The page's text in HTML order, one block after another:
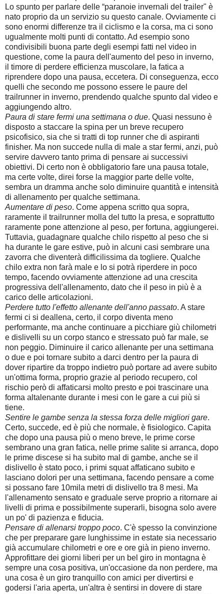
Lo spunto per parlare delle “paranoie invernali del trailer" è
nato proprio da un servizio su questo canale. Ovviamente ci
sono enormi differenze tra il ciclismo e la corsa, ma ci sono
ugualmente molti punti di contatto. Ad esempio sono
condivisibili buona parte degli esempi fatti nel video in
questione, come la paura dell'aumento del peso in inverno,
il timore di perdere efficienza muscolare, la fatica a
riprendere dopo una pausa, eccetera. Di conseguenza, ecco
quelli che secondo me possono essere le paure del
trailrunner in inverno, prendendo qualche spunto dal video e
aggiungendo altro.
Paura di stare fermi una settimana o due. Quasi nessuno è
disposto a staccare la spina per un breve recupero
psicofisico, sia che si tratti di top runner che di aspiranti
finisher. Ma non succede nulla di male a star fermi, anzi, può
servire davvero tanto prima di pensare ai successivi
obiettivi. Di certo non è obbligatorio fare una pausa totale,
ma certe volte, direi forse la maggior parte delle volte,
sembra un dramma anche solo diminuire quantità e intensità
di allenamento per qualche settimana.
Aumentare di peso. Come appena scritto qua sopra,
raramente il trailrunner molla del tutto la presa, e soprattutto
raramente pone attenzione al peso, per fortuna, aggiungerei.
Tuttavia, guadagnare qualche chilo rispetto al peso che si
ha durante le gare estive, può in alcuni casi sembrare una
zavorra che diventerà difficilissima da togliere. Qualche
chilo extra non farà male e lo si potrà riperdere in poco
tempo, facendo ovviamente attenzione ad una crescita
progressiva dell'allenamento, dato che il peso in più è a
carico delle articolazioni.
Perdere tutto l'effetto allenante dell'anno passato. A stare
fermi ci si deallena, certo, il corpo diventa meno
performante, ma anche continuare a picchiare giù chilometri
e dislivelli su un corpo stanco e stressato può far male, se
non peggio. Diminuire il carico allenante per una settimana
o due e poi tornare subito a darci dentro per la paura di
dover ripartire da troppo indietro può portare ad avere subito
un'ottima forma, proprio grazie al periodo recupero, col
rischio però di affaticarsi molto presto e poi trascinare una
forma altalenante durante i mesi con le gare a cui più si
tiene.
Sentire le gambe senza la stessa forza delle migliori gare.
Certo, succede, ed è più che normale, è fisiologico. Capita
che dopo una pausa più o meno breve, le prime corse
sembrano una gran fatica, nelle prime salite si arranca, dopo
le prime discese si ha subito mal di gambe, anche se il
dislivello è stato poco, i primi squat affaticano subito e
lasciano dolori per una settimana, facendo pensare a come
si possano fare 10mila metri di dislivello tra 8 mesi. Ma
l'allenamento sensato e graduale serve proprio a ritornare ai
livelli di prima e possibilmente superarli, bisogna solo avere
un po' di pazienza e fiducia.
Pensare di allenarsi troppo poco. C'è spesso la convinzione
che per preparare gare lunghissime in estate sia necessario
già accumulare chilometri e ore e ore già in pieno inverno.
Approfittare dei giorni liberi per un bel giro in montagna è
sempre una cosa positiva, un'occasione da non perdere, ma
una cosa è un giro tranquillo con amici per divertirsi e
godersi l'aria aperta, un'altra è sentirsi in dovere di stare